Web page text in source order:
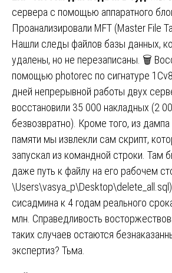
сервера с помощью аппаратного
Проанализировали MFT (Master File
Нашли следы файлов базы данных,
удалены, но не перезаписаны. 🗑️
помощью photorec по сигнатуре
дней непрерывной работы двух
восстановили 35 000 накладных (2
безвозвратно). Кроме того, из дампа
памяти мы извлекли сам скрипт,
запускал из командной строки. Там
даже путь к файлу на его рабочем
сисадмина к 4 годам реального
млн. Справедливость
таких случаев остаются
экспертиз? Тьма.